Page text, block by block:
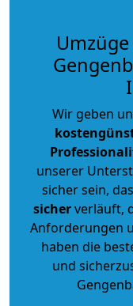
Wir geben
unserer
sicher sein,
sicherverläuft,
Anforderungen
haben die
und